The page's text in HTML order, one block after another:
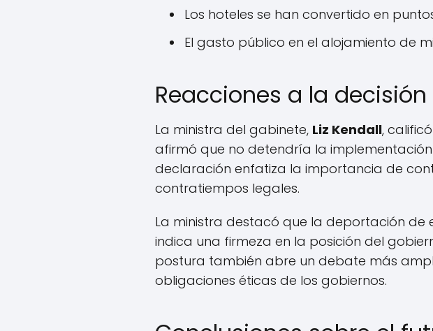
Los hoteles se han convertido en
El gasto público en el alojamiento de
Reacciones a la
La ministra del gabinete, Liz Kendall,
afirmó que no detendría la implementación
declaración enfatiza la importancia de
contratiempos legales.
La ministra destacó que la deportación de
indica una firmeza en la posición del
postura también abre un debate más
obligaciones éticas de los gobiernos.